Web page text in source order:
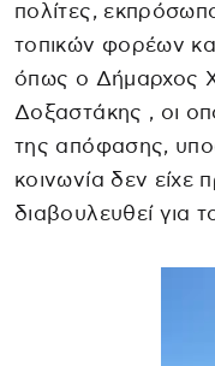
πολίτες,
τοπικών φορέων
όπως ο Δήμαρχος
Δοξαστάκης , οι
της απόφασης,
κοινωνία δεν είχε
διαβουλευθεί για